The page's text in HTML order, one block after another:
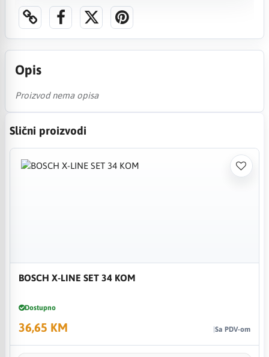
Opis
Proizvod nema opisa
Slični proizvodi
BOSCH X-LINE SET 34 KOM
Dostupno
36,65 KM Sa PDV-om